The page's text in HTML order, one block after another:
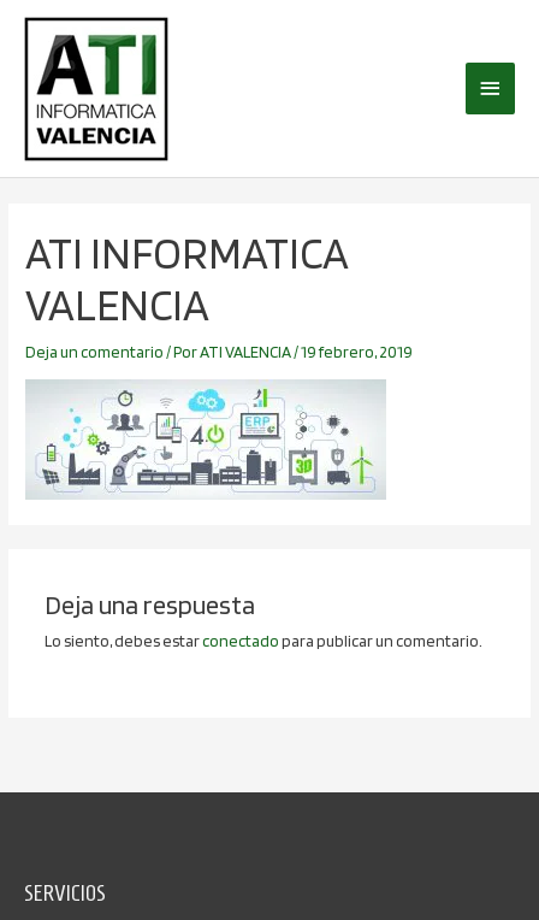
contenido
ATI INFORMATICA
VALENCIA
Deja un comentario/ PorATI VALENCIA/19 febrero, 2019
Deja una respuesta
Lo siento, debes estarconectadopara publicar un comentario.
SERVICIOS